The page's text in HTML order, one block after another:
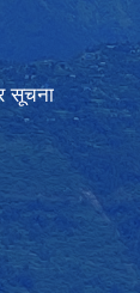
सूचना